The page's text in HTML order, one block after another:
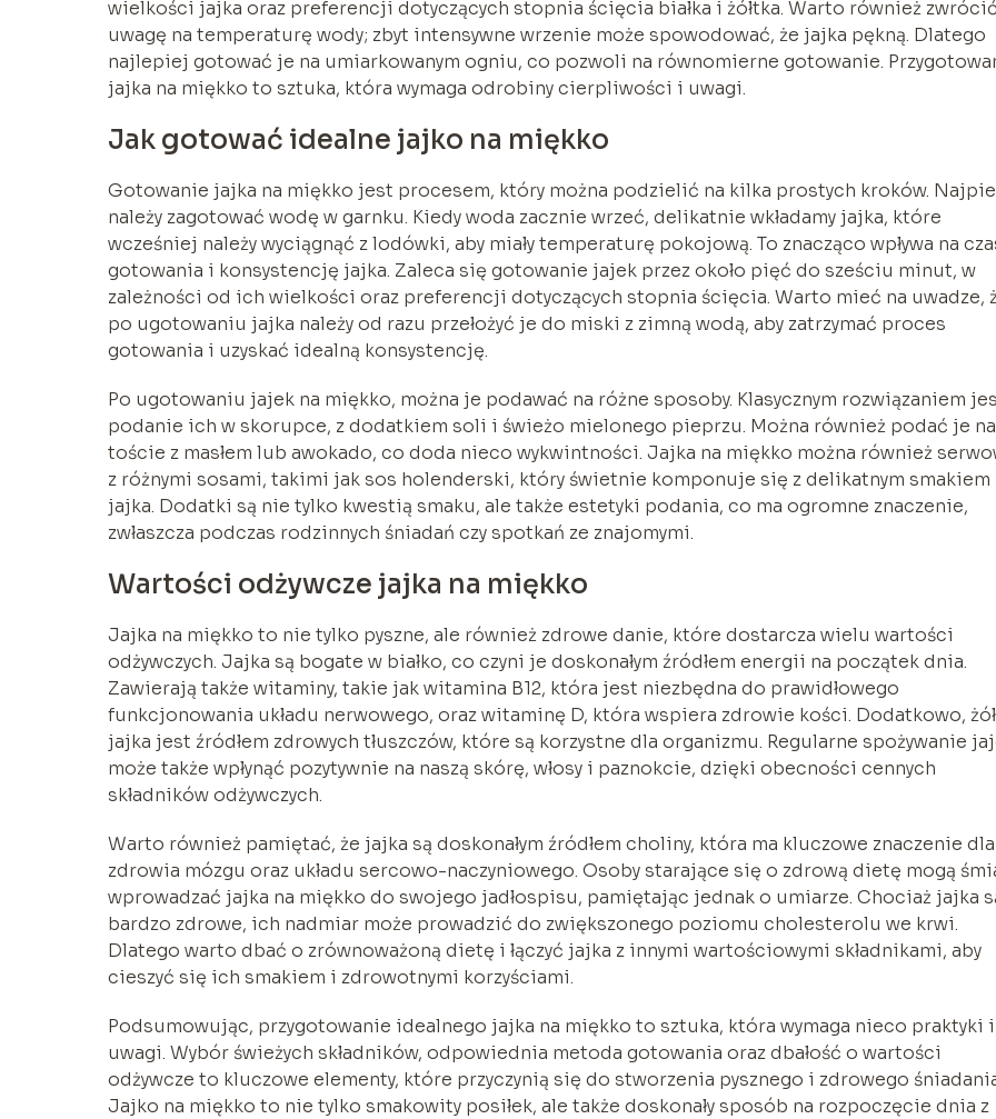
wielkości jajka oraz preferencji dotyczących stopnia ścięcia białka i żółtka. Warto również zwrócić
uwagę na temperaturę wody; zbyt intensywne wrzenie może spowodować, że jajka pękną. Dlatego
najlepiej gotować je na umiarkowanym ogniu, co pozwoli na równomierne gotowanie.
jajka na miękko to sztuka, która wymaga odrobiny cierpliwości i uwagi.
Jak gotować idealne jajko na miękko
Gotowanie jajka na miękko jest procesem, który można podzielić na kilka prostych kroków.
należy zagotować wodę w garnku. Kiedy woda zacznie wrzeć, delikatnie wkładamy jajka, które
wcześniej należy wyciągnąć z lodówki, aby miały temperaturę pokojową. To znacząco wpływa na
gotowania i konsystencję jajka. Zaleca się gotowanie jajek przez około pięć do sześciu minut, w
zależności od ich wielkości oraz preferencji dotyczących stopnia ścięcia. Warto mieć na uwadze,
po ugotowaniu jajka należy od razu przełożyć je do miski z zimną wodą, aby zatrzymać proces
gotowania i uzyskać idealną konsystencję.
Po ugotowaniu jajek na miękko, można je podawać na różne sposoby. Klasycznym rozwiązaniem
podanie ich w skorupce, z dodatkiem soli i świeżo mielonego pieprzu. Można również podać je na
toście z masłem lub awokado, co doda nieco wykwintności. Jajka na miękko można również
z różnymi sosami, takimi jak sos holenderski, który świetnie komponuje się z delikatnym smakiem
jajka. Dodatki są nie tylko kwestią smaku, ale także estetyki podania, co ma ogromne znaczenie,
zwłaszcza podczas rodzinnych śniadań czy spotkań ze znajomymi.
Wartości odżywcze jajka na miękko
Jajka na miękko to nie tylko pyszne, ale również zdrowe danie, które dostarcza wielu wartości
odżywczych. Jajka są bogate w białko, co czyni je doskonałym źródłem energii na początek dnia.
Zawierają także witaminy, takie jak witamina B12, która jest niezbędna do prawidłowego
funkcjonowania układu nerwowego, oraz witaminę D, która wspiera zdrowie kości. Dodatkowo,
jajka jest źródłem zdrowych tłuszczów, które są korzystne dla organizmu. Regularne spożywanie
może także wpłynąć pozytywnie na naszą skórę, włosy i paznokcie, dzięki obecności cennych
składników odżywczych.
Warto również pamiętać, że jajka są doskonałym źródłem choliny, która ma kluczowe znaczenie dla
zdrowia mózgu oraz układu sercowo-naczyniowego. Osoby starające się o zdrową dietę mogą
wprowadzać jajka na miękko do swojego jadłospisu, pamiętając jednak o umiarze. Chociaż jajka
bardzo zdrowe, ich nadmiar może prowadzić do zwiększonego poziomu cholesterolu we krwi.
Dlatego warto dbać o zrównoważoną dietę i łączyć jajka z innymi wartościowymi składnikami, aby
cieszyć się ich smakiem i zdrowotnymi korzyściami.
Podsumowując, przygotowanie idealnego jajka na miękko to sztuka, która wymaga nieco praktyki i
uwagi. Wybór świeżych składników, odpowiednia metoda gotowania oraz dbałość o wartości
odżywcze to kluczowe elementy, które przyczynią się do stworzenia pysznego i zdrowego
Jajko na miękko to nie tylko smakowity posiłek, ale także doskonały sposób na rozpoczęcie dnia z